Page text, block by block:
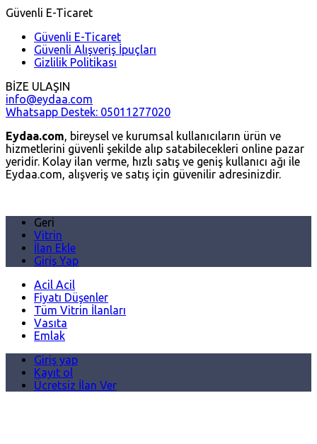
Güvenli E-Ticaret
Güvenli E-Ticaret
Güvenli Alışveriş İpuçları
Gizlilik Politikası
BİZE ULAŞIN
info@eydaa.com
Whatsapp Destek: 05011277020
Eydaa.com, bireysel ve kurumsal kullanıcıların ürün ve
hizmetlerini güvenli şekilde alıp satabilecekleri online pazar
yeridir. Kolay ilan verme, hızlı satış ve geniş kullanıcı ağı ile
Eydaa.com, alışveriş ve satış için güvenilir adresinizdir.
Geri
Vitrin
İlan Ekle
Giriş Yap
Acil Acil
Fiyatı Düşenler
Tüm Vitrin İlanları
Vasıta
Emlak
Giriş yap
Kayıt ol
Ücretsiz İlan Ver